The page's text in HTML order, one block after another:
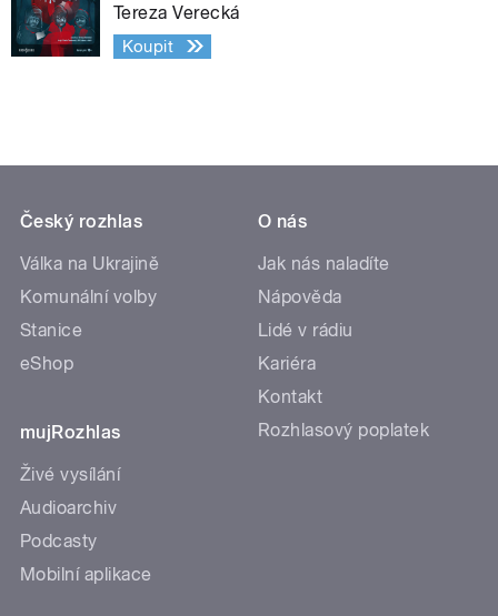
Tereza Verecká
Koupit
Český rozhlas
Válka na Ukrajině
Komunální volby
Stanice
eShop
mujRozhlas
Živé vysílání
Audioarchiv
Podcasty
Mobilní aplikace
O nás
Jak nás naladíte
Nápověda
Lidé v rádiu
Kariéra
Kontakt
Rozhlasový poplatek